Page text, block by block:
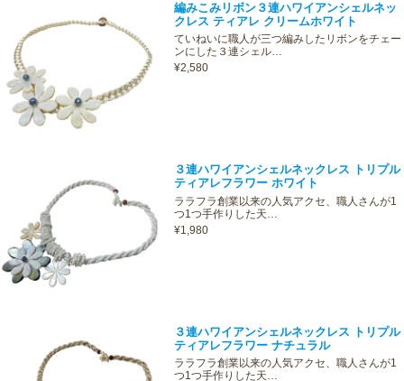
編みこみリボン３連ハワイアンシェルネッ
クレス ティアレ クリームホワイト
ていねいに職人が三つ編みしたリボンをチェー
ンにした３連シェル…
¥2,580
３連ハワイアンシェルネックレス トリプル
ティアレフラワー ホワイト
ララフラ創業以来の人気アクセ、職人さんが1
つ1つ手作りした天…
¥1,980
３連ハワイアンシェルネックレス トリプル
ティアレフラワー ナチュラル
ララフラ創業以来の人気アクセ、職人さんが1
つ1つ手作りした天…